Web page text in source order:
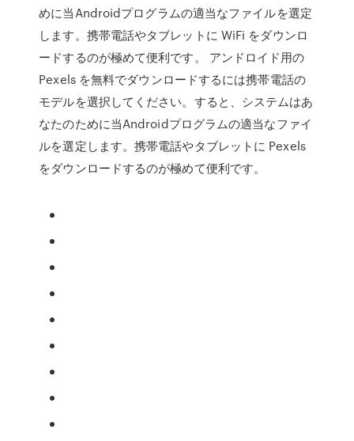
めに当Androidプログラムの適当なファイルを選定
します。携帯電話やタブレットに WiFi をダウンロ
ードするのが極めて便利です。 アンドロイド用の
Pexels を無料でダウンロードするには携帯電話の
モデルを選択してください。すると、システムはあ
なたのために当Androidプログラムの適当なファイ
ルを選定します。携帯電話やタブレットに Pexels
をダウンロードするのが極めて便利です。